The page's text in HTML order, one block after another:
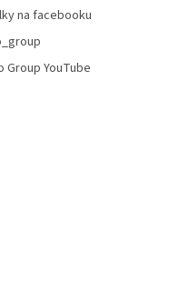
na facebooku
Group YouTube